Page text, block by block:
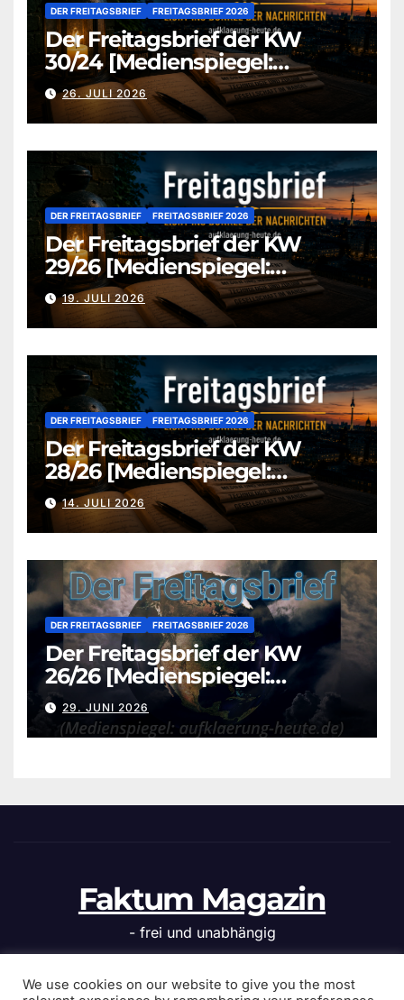
DER FREITAGSBRIEF FREITAGSBRIEF 2026
Der Freitagsbrief der KW
30/24 [Medienspiegel:
aufklaerung-heute-de]
26. JULI 2026
DER FREITAGSBRIEF FREITAGSBRIEF 2026
Der Freitagsbrief der KW
29/26 [Medienspiegel:
aufklaerung-heute.de]
19. JULI 2026
DER FREITAGSBRIEF FREITAGSBRIEF 2026
Der Freitagsbrief der KW
28/26 [Medienspiegel:
aufklaerung-heute.de]
14. JULI 2026
DER FREITAGSBRIEF FREITAGSBRIEF 2026
Der Freitagsbrief der KW
26/26 [Medienspiegel:
aufklaerung-heute.de]
29. JUNI 2026
Faktum Magazin
- frei und unabhängig
We use cookies on our website to give you the most